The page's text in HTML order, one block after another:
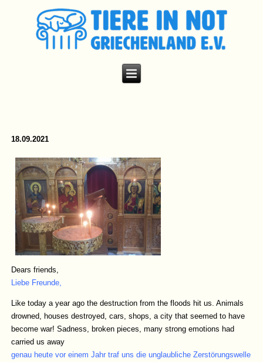
18.09.2021
Dears friends,
Liebe Freunde,
Like today a year ago the destruction from the floods hit us. Animals
drowned, houses destroyed, cars, shops, a city that seemed to have
become war! Sadness, broken pieces, many strong emotions had
carried us away
genau heute vor einem Jahr traf uns die unglaubliche Zerstörungswelle